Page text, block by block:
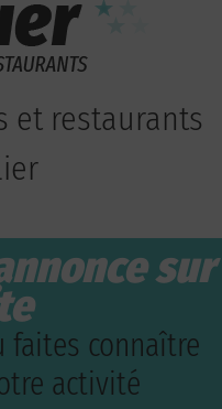
et restaurants
sur
faites connaître
activité